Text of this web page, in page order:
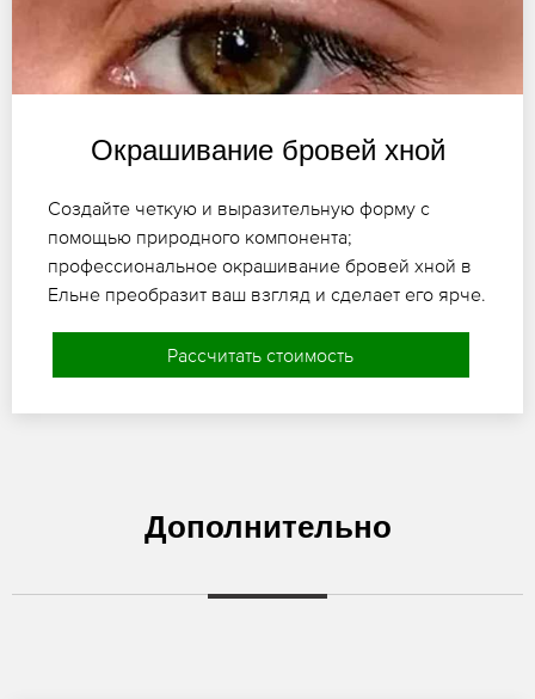
Окрашивание бровей хной
Создайте четкую и выразительную форму с
помощью природного компонента;
профессиональное окрашивание бровей хной в
Ельне преобразит ваш взгляд и сделает его ярче.
Рассчитать стоимость
Дополнительно